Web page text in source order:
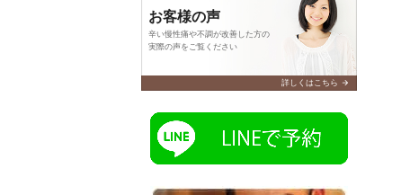
お客様の声
辛い慢性痛や不調が改善した方の
実際の声をご覧ください
詳しくはこちら arrow_forward